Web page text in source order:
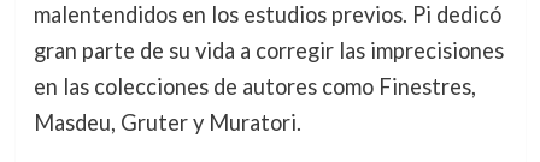
malentendidos en los estudios previos. Pi dedicó
gran parte de su vida a corregir las imprecisiones
en las colecciones de autores como Finestres,
Masdeu, Gruter y Muratori.